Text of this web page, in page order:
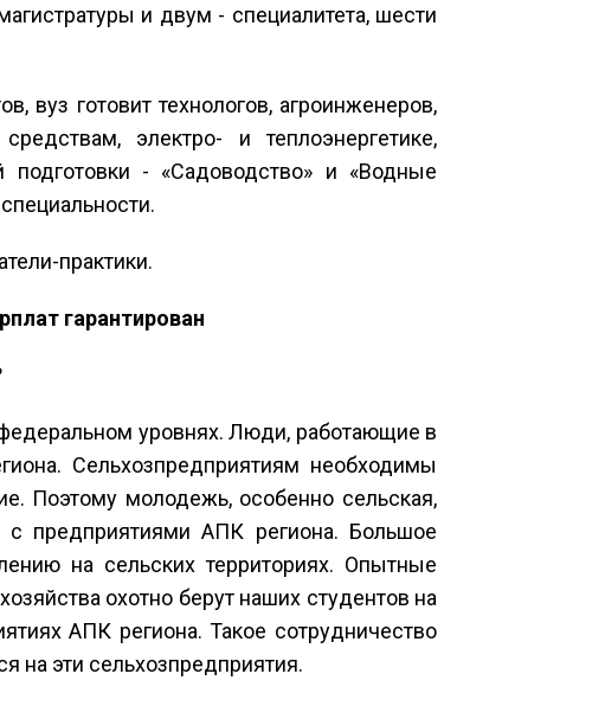
и двум - специалитета, шести
вуз готовит технологов, агроинженеров,
электро- и теплоэнергетике,
- «Садоводство» и «Водные
практики.
гарантирован
уровнях. Люди, работающие в
Сельхозпредприятиям необходимы
Поэтому молодежь, особенно сельская,
с предприятиями АПК региона. Большое
на сельских территориях. Опытные
охотно берут наших студентов на
АПК региона. Такое сотрудничество
на эти сельхозпредприятия.